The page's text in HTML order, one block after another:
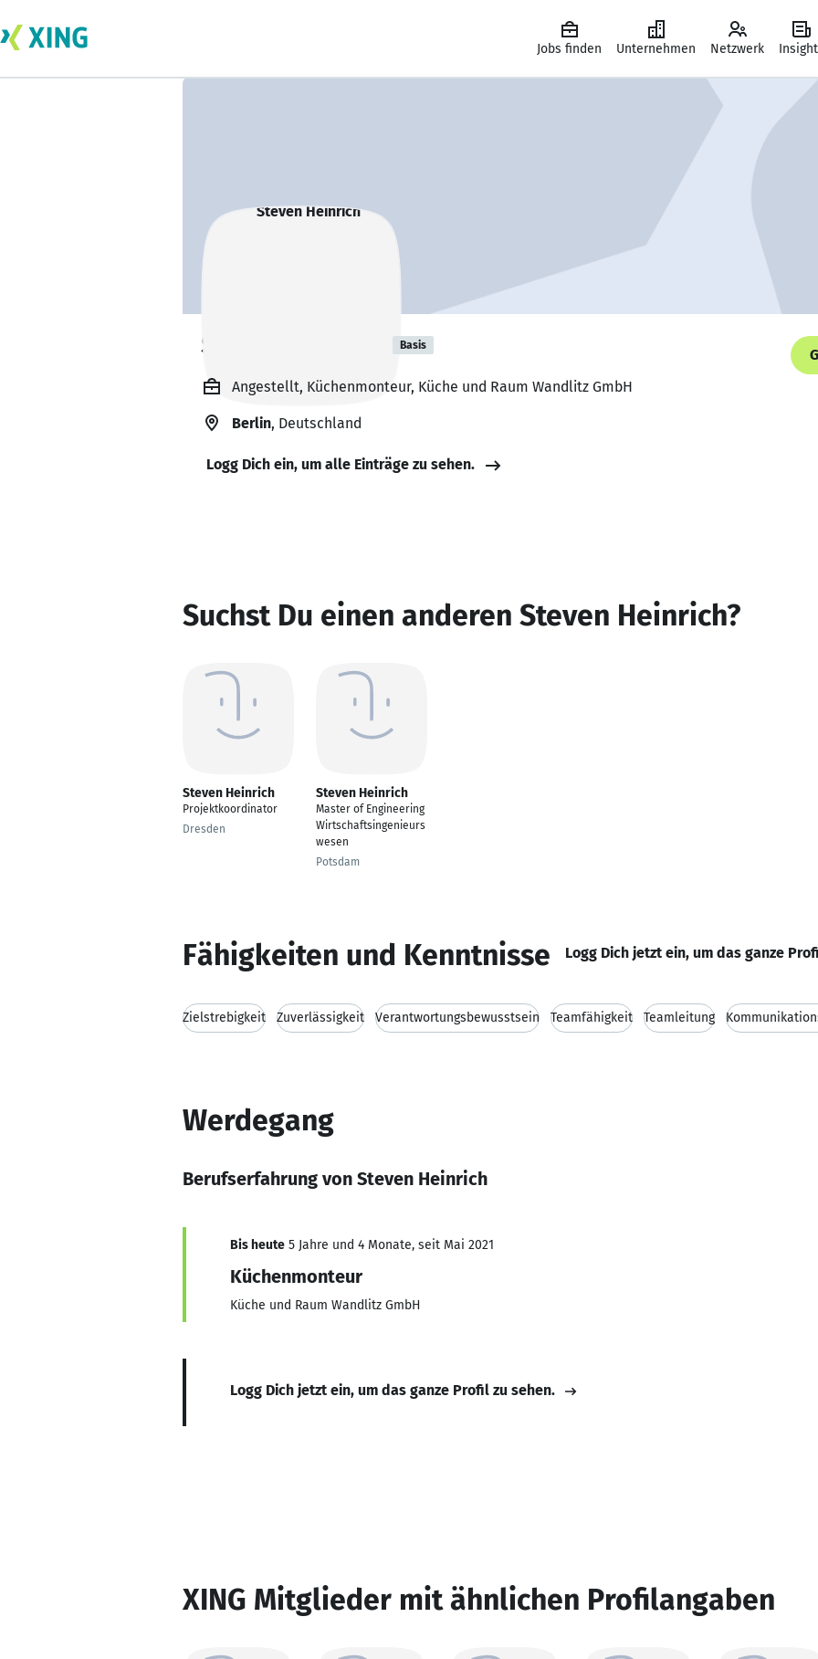
Jobs finden Unternehmen Netzwerk
Steven Heinrich Basis
Angestellt, Küchenmonteur, Küche und Raum Wandlitz GmbH
Berlin, Deutschland
Logg Dich ein, um alle Einträge zu sehen.
Suchst Du einen anderen Steven Heinrich?
Steven Heinrich
Projektkoordinator
Dresden
Steven Heinrich
Master of Engineering
Wirtschaftsingenieurs
wesen
Potsdam
Fähigkeiten und Kenntnisse Logg Dich jetzt ein, um das ganze
Zielstrebigkeit Zuverlässigkeit Verantwortungsbewusstsein Teamfähigkeit Teamleitung
Werdegang
Berufserfahrung von Steven Heinrich
Bis heute 5 Jahre und 4 Monate, seit Mai 2021
Küchenmonteur
Küche und Raum Wandlitz GmbH
Logg Dich jetzt ein, um das ganze Profil zu sehen.
XING Mitglieder mit ähnlichen Profilangaben